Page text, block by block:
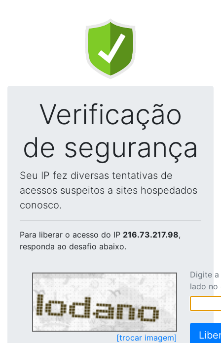
Verificação
de segurança
Seu IP fez diversas tentativas de
acessos suspeitos a sites hospedados
conosco.
Para liberar o acesso do IP 216.73.217.98,
responda ao desafio abaixo.
[trocar imagem]
Digite
lado no